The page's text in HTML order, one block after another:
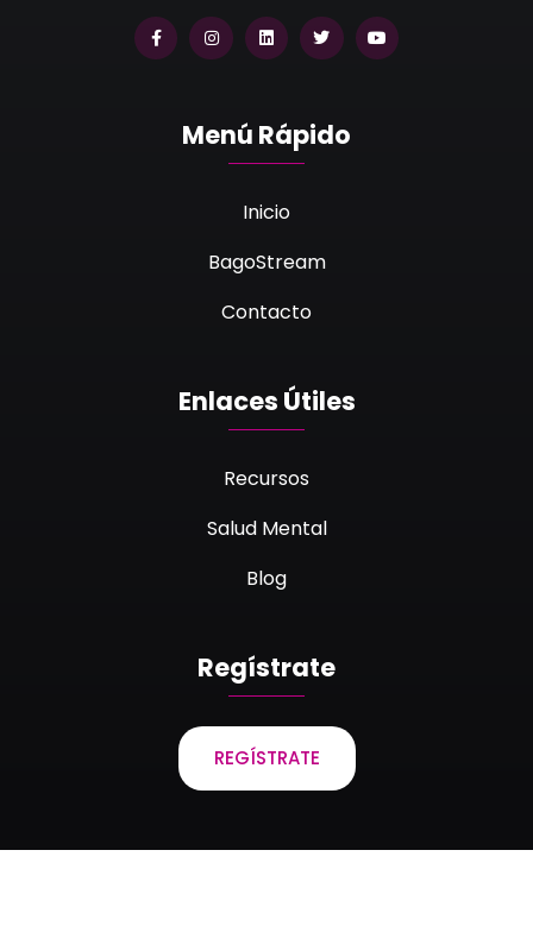
Menú Rápido
Inicio
BagoStream
Contacto
Enlaces Útiles
Recursos
Salud Mental
Blog
Regístrate
REGÍSTRATE